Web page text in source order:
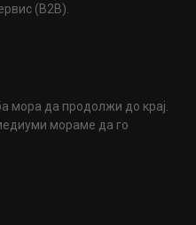
(B2B).
мора да продолжи до крај.
мораме да го